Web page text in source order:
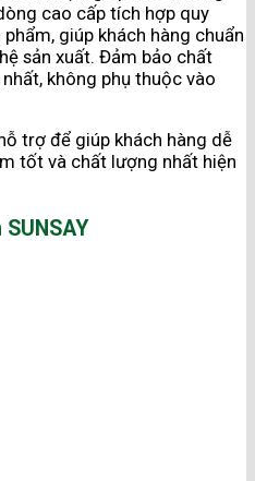
cao cấp tích hợp quy
giúp khách hàng chuẩn
sản xuất. Đảm bảo chất
không phụ thuộc vào
trợ để giúp khách hàng dễ
tốt và chất lượng nhất hiện